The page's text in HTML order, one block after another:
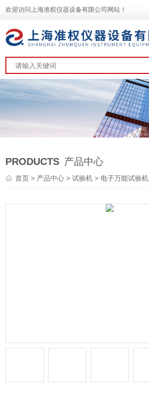
欢迎访问上海准权仪器设备有限公司网站！
PRODUCTS 产品中心
首页> 产品中心 >试验机 > 电子万能试验机